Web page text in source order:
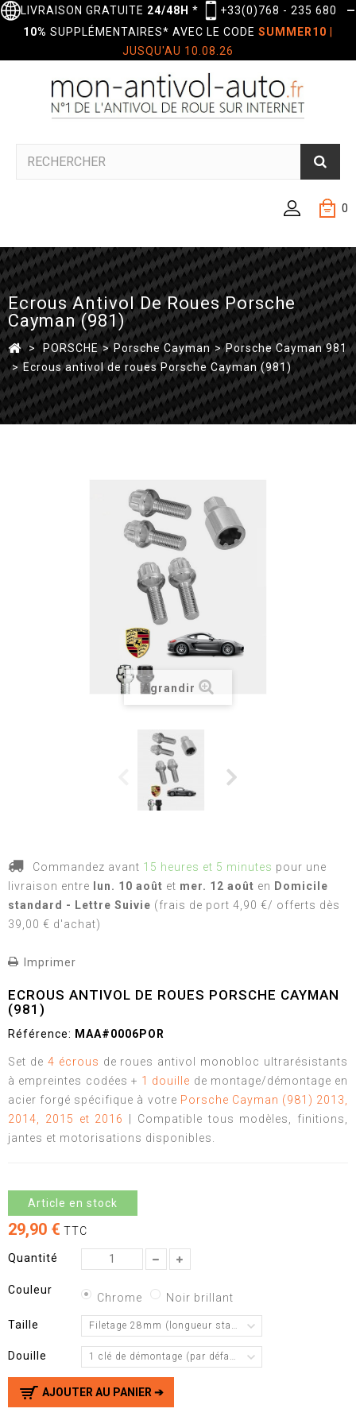
LIVRAISON GRATUITE 24/48H * +33(0)768 - 235 680
—
10% SUPPLÉMENTAIRES* AVEC LE CODE SUMMER10
JUSQU'AU 10.08.26
0
Ecrous Antivol De Roues Porsche
Cayman (981)
> PORSCHE > Porsche Cayman > Porsche Cayman 981
> Ecrous antivol de roues Porsche Cayman (981)
Agrandir
Commandez avant 15 heures et 5 minutes pour une
livraison entre lun. 10 août et mer. 12 août en Domicile
standard - Lettre Suivie (frais de port 4,90 €/ offerts dès
39,00 € d'achat)
Imprimer
ECROUS ANTIVOL DE ROUES PORSCHE CAYMAN
(981)
Référence: MAA#0006POR
Set de 4 écrous de roues antivol monobloc ultrarésistants
à empreintes codées + 1 douille de montage/démontage en
acier forgé spécifique à votre Porsche Cayman (981) 2013,
2014, 2015 et 2016
| Compatible tous modèles, finitions,
jantes et motorisations disponibles.
Article en stock
29,90 € TTC
Quantité
Couleur
Chrome Noir brillant
Taille Filetage 28mm (longueur standard)
Douille 1 clé de démontage (par défaut)
AJOUTER AU PANIER ➔